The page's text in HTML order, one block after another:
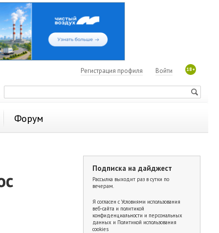
18+
Войти
Регистрация профиля
Форум
Подписка на дайджест
Рассылка выходит раз в сутки по
вечерам.
Я согласен с Условиями использования
веб-сайта и политикой
конфиденциальности и персональных
данных и Политикой использования
cookies